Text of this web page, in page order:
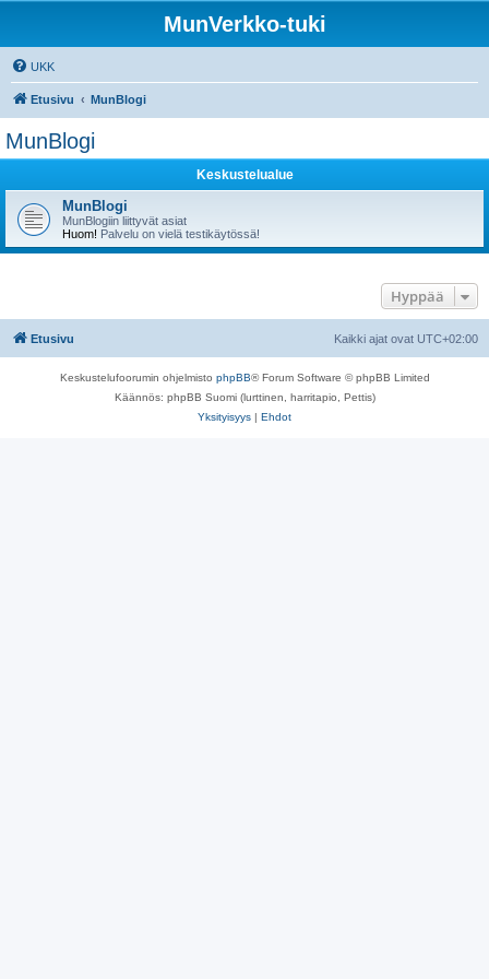
MunVerkko-tuki
UKK
Etusivu MunBlogi
MunBlogi
Keskustelualue
MunBlogi
MunBlogiin liittyvät asiat
Huom! Palvelu on vielä testikäytössä!
Hyppää
Etusivu Kaikki ajat ovat UTC+02:00
Keskustelufoorumin ohjelmisto phpBB® Forum Software © phpBB Limited
Käännös: phpBB Suomi (lurttinen, harritapio, Pettis)
Yksityisyys | Ehdot